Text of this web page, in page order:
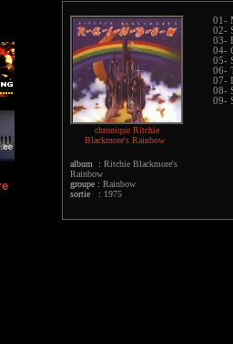
chronique Ritchie
Blackmore's Rainbow
album : Ritchie Blackmore's
Rainbow
groupe : Rainbow
sortie : 1975
01-
02-
03-
04-
05-
06-
07-
08-
09-